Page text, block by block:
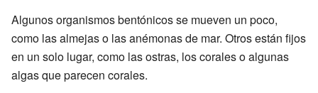
Algunos organismos bentónicos se mueven un poco,
como las almejas o las anémonas de mar. Otros están fijos
en un solo lugar, como las ostras, los corales o algunas
algas que parecen corales.